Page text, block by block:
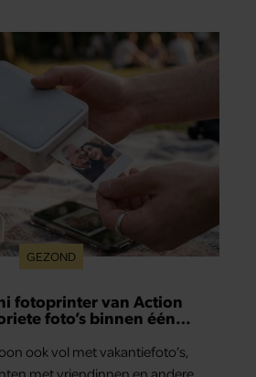
op. Daar begon hun leven
dochter Lola geboren.
GEZOND
fotoprinter van Action
foto’s binnen één
ook vol met vakantiefoto’s,
met vriendinnen en andere